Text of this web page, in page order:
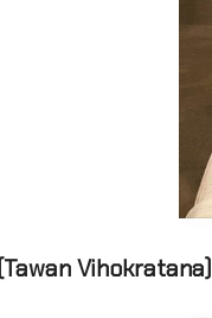
Vihokratana)